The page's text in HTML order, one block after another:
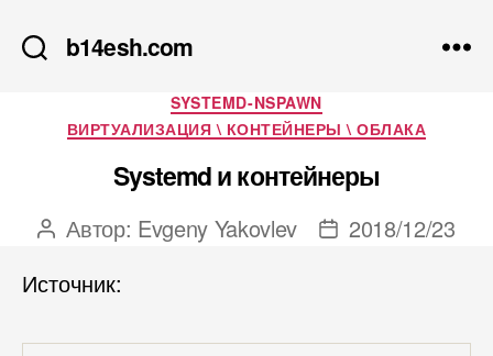
b14esh.com
Рубрики
SYSTEMD-NSPAWN
ВИРТУАЛИЗАЦИЯ \ КОНТЕЙНЕРЫ \ ОБЛАКА
Systemd и контейнеры
Автор
Автор: Evgeny Yakovlev
Дата
2018/12/23
Источник: